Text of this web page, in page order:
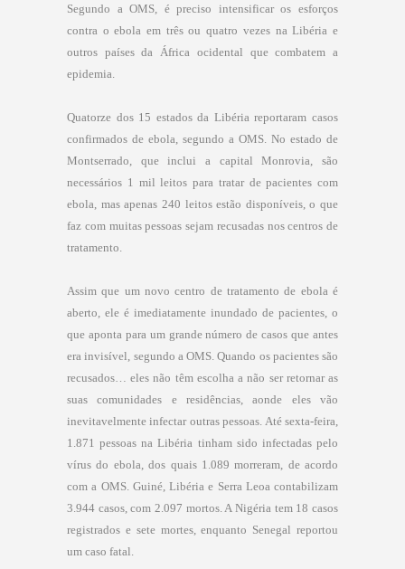
Segundo a OMS, é preciso intensificar os esforços
contra o ebola em três ou quatro vezes na Libéria e
outros países da África ocidental que combatem a
epidemia.
Quatorze dos 15 estados da Libéria reportaram casos
confirmados de ebola, segundo a OMS. No estado de
Montserrado, que inclui a capital Monrovia, são
necessários 1 mil leitos para tratar de pacientes com
ebola, mas apenas 240 leitos estão disponíveis, o que
faz com muitas pessoas sejam recusadas nos centros de
tratamento.
Assim que um novo centro de tratamento de ebola é
aberto, ele é imediatamente inundado de pacientes, o
que aponta para um grande número de casos que antes
era invisível, segundo a OMS. Quando os pacientes são
recusados… eles não têm escolha a não ser retornar as
suas comunidades e residências, aonde eles vão
inevitavelmente infectar outras pessoas. Até sexta-feira,
1.871 pessoas na Libéria tinham sido infectadas pelo
vírus do ebola, dos quais 1.089 morreram, de acordo
com a OMS. Guiné, Libéria e Serra Leoa contabilizam
3.944 casos, com 2.097 mortos. A Nigéria tem 18 casos
registrados e sete mortes, enquanto Senegal reportou
um caso fatal.